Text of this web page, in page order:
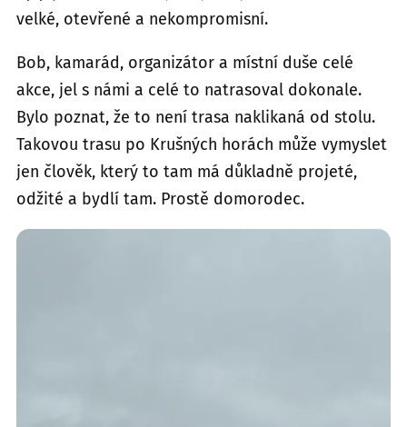
velké, otevřené a nekompromisní.
Bob, kamarád, organizátor a místní duše celé
akce, jel s námi a celé to natrasoval dokonale.
Bylo poznat, že to není trasa naklikaná od stolu.
Takovou trasu po Krušných horách může vymyslet
jen člověk, který to tam má důkladně projeté,
odžité a bydlí tam. Prostě domorodec.